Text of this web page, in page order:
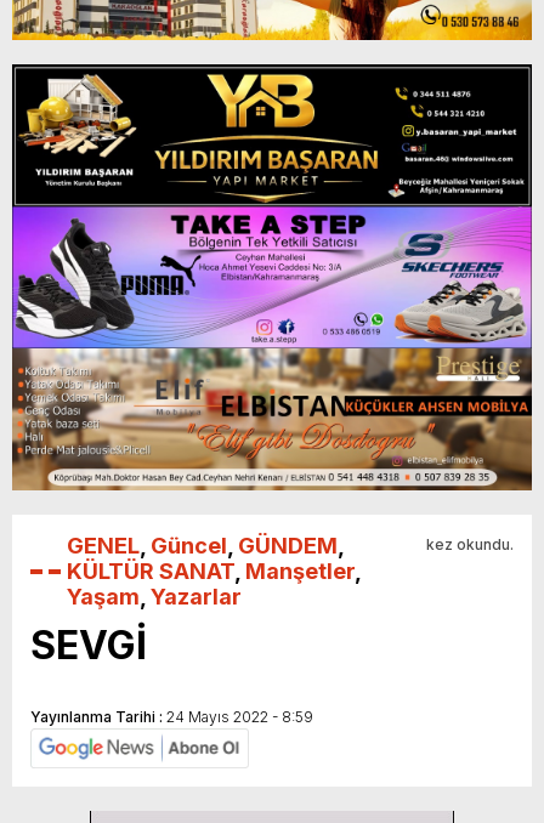
GENEL Güncel GÜNDEM
KÜLTÜR SANAT Manşetler
Yaşam Yazarlar
kez okundu.
SEVGİ
Yayınlanma Tarihi : 24 Mayıs 2022 - 8:59